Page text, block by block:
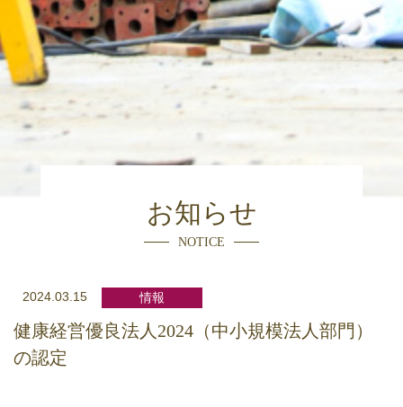
お知らせ
NOTICE
2024.03.15 情報
健康経営優良法人2024（中小規模法人部門）
の認定